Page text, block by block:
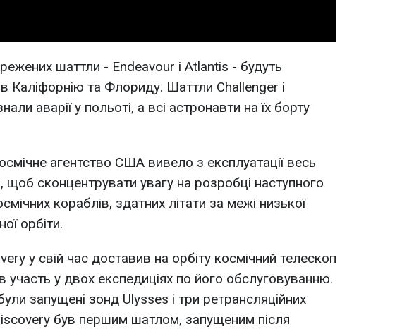
шаттли - Endeavour і Atlantis - будуть
в Каліфорнію та Флориду. Шаттли Challenger і
аварії у польоті, а всі астронавти на їх борту
агентство США вивело з експлуатації весь
щоб сконцентрувати увагу на розробці наступного
кораблів, здатних літати за межі низької
орбіти.
у свій час доставив на орбіту космічний телескоп
участь у двох експедиціях по його обслуговуванню.
запущені зонд Ulysses і три ретрансляційних
був першим шатлом, запущеним після